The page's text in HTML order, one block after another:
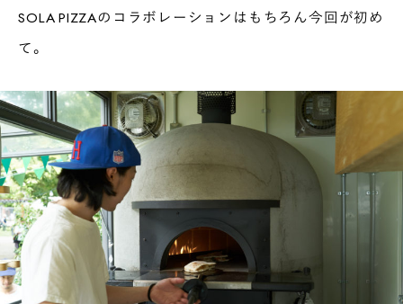
SOLA PIZZAのコラボレーションはもちろん今回が初め
て。